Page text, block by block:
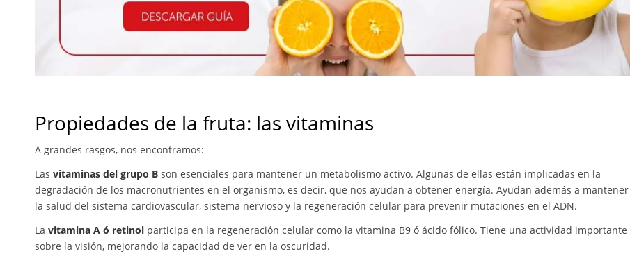
Propiedades de la fruta: las vitaminas
A grandes rasgos, nos encontramos:
Las vitaminas del grupo B son esenciales para mantener un metabolismo activo. Algunas de ellas están implicadas en la
degradación de los macronutrientes en el organismo, es decir, que nos ayudan a obtener energía. Ayudan además a mantener
la salud del sistema cardiovascular, sistema nervioso y la regeneración celular para prevenir mutaciones en el ADN.
La vitamina A ó retinol participa en la regeneración celular como la vitamina B9 ó ácido fólico. Tiene una actividad importante
sobre la visión, mejorando la capacidad de ver en la oscuridad.